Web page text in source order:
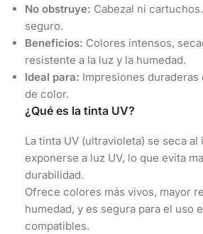
No obstruye: Cabezal ni
seguro.
Beneficios: Colores intensos,
resistente a la luz y la humedad.
Ideal para: Impresiones
de color.
¿Qué es la tinta UV?
La tinta UV (ultravioleta) se seca al
exponerse a luz UV, lo que evita
durabilidad.
Ofrece colores más vivos, mayor
humedad, y es segura para el uso
compatibles.